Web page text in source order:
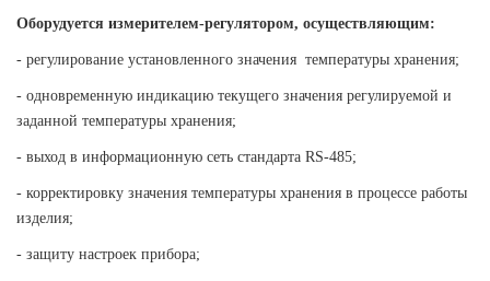
Оборудуется измерителем-регулятором, осуществляющим:
- регулирование установленного значения температуры хранения;
- одновременную индикацию текущего значения регулируемой и
заданной температуры хранения;
- выход в информационную сеть стандарта RS-485;
- корректировку значения температуры хранения в процессе работы
изделия;
- защиту настроек прибора;